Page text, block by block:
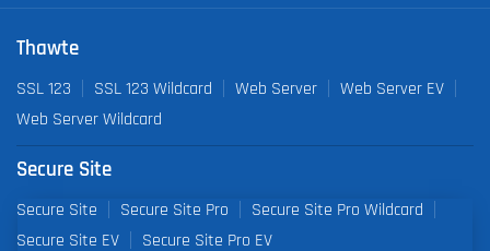
Thawte
SSL 123 SSL 123 Wildcard Web Server
Web Server EV
Web Server Wildcard
Secure Site
Secure Site Secure Site Pro
Secure Site Pro Wildcard
Secure Site EV
Secure Site Pro EV